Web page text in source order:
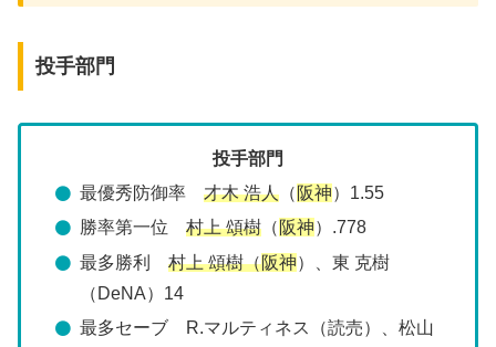
投手部門
投手部門
最優秀防御率才木 浩人 （ 阪神）1.55
勝率第一位村上 頌樹 （ 阪神）.778
最多勝利村上 頌樹（阪神）、東 克樹
（DeNA）14
最多セーブ R.マルティネス（読売）、松山